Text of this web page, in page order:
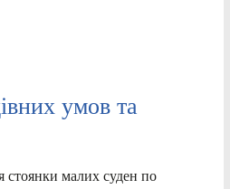
умов та
стоянки малих суден по